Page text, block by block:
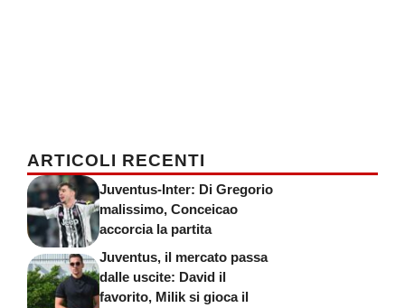
ARTICOLI RECENTI
Juventus-Inter: Di Gregorio
malissimo, Conceicao
accorcia la partita
Juventus, il mercato passa
dalle uscite: David il
favorito, Milik si gioca il